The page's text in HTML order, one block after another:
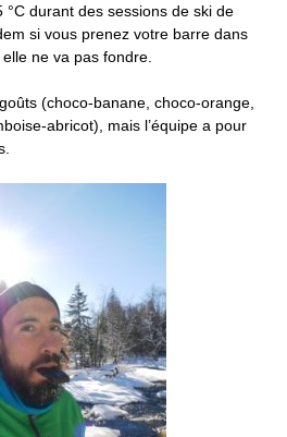
durant des sessions de ski de
si vous prenez votre barre dans
ne va pas fondre.
(choco-banane, choco-orange,
abricot), mais l’équipe a pour